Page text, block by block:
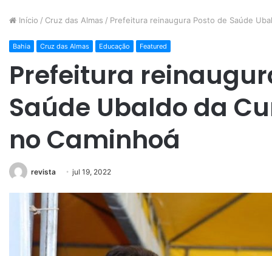
Início / Cruz das Almas / Prefeitura reinaugura Posto de Saúde
Bahia Cruz das Almas Educação Featured
Prefeitura
Saúde Ubaldo da
no Caminhoá
revista jul 19, 2022